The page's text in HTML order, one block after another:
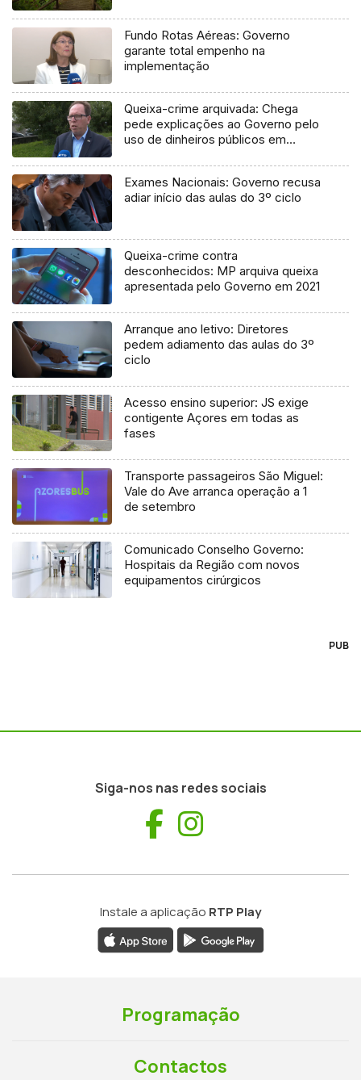
Fundo Rotas Aéreas: Governo
garante total empenho na
implementação
Queixa-crime arquivada: Chega
pede explicações ao Governo pelo
uso de dinheiros públicos em
Exames Nacionais: Governo recusa
adiar início das aulas do 3º ciclo
Queixa-crime contra
desconhecidos: MP arquiva queixa
apresentada pelo Governo em 2021
Arranque ano letivo: Diretores
pedem adiamento das aulas do 3º
ciclo
Acesso ensino superior: JS exige
contigente Açores em todas as
fases
Transporte passageiros São Miguel:
Vale do Ave arranca operação a 1
de setembro
Comunicado Conselho Governo:
Hospitais da Região com novos
equipamentos cirúrgicos
PUB
Siga-nos nas redes sociais
Facebook
Instale a aplicação RTP Play
Programação
Contactos